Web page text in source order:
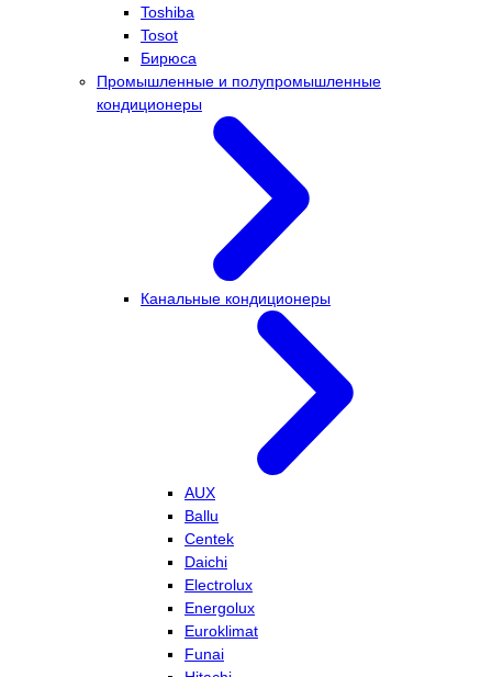
Toshiba
Tosot
Бирюса
Промышленные и полупромышленные
кондиционеры
Канальные кондиционеры
AUX
Ballu
Centek
Daichi
Electrolux
Energolux
Euroklimat
Funai